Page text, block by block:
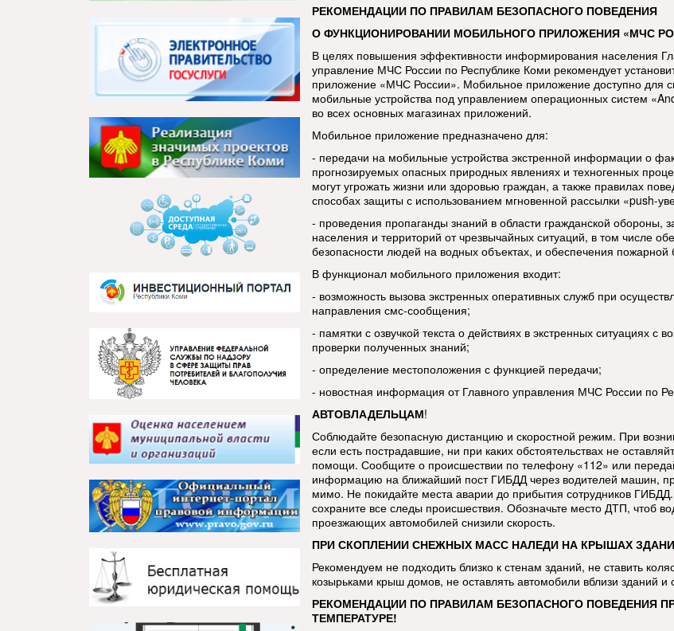
РЕКОМЕНДАЦИИ ПО ПРАВИЛАМ БЕЗОПАСНОГО ПОВЕДЕНИЯ
О ФУНКЦИОНИРОВАНИИ МОБИЛЬНОГО ПРИЛОЖЕНИЯ «МЧС
В целях повышения эффективности информирования населения
управление МЧС России по Республике Коми рекомендует
приложение «МЧС России». Мобильное приложение доступно для
мобильные устройства под управлением операционных систем
во всех основных магазинах приложений.
Мобильное приложение предназначено для:
- передачи на мобильные устройства экстренной информации о
прогнозируемых опасных природных явлениях и техногенных
могут угрожать жизни или здоровью граждан, а также правилах
способах защиты с использованием мгновенной рассылки «push-
- проведения пропаганды знаний в области гражданской обороны,
населения и территорий от чрезвычайных ситуаций, в том числе
безопасности людей на водных объектах, и обеспечения пожарной
В функционал мобильного приложения входит:
- возможность вызова экстренных оперативных служб при
направления смс-сообщения;
- памятки с озвучкой текста о действиях в экстренных ситуациях с
проверки полученных знаний;
- определение местоположения с функцией передачи;
- новостная информация от Главного управления МЧС России по
АВТОВЛАДЕЛЬЦАМ!
Соблюдайте безопасную дистанцию и скоростной режим. При
если есть пострадавшие, ни при каких обстоятельствах не
помощи. Сообщите о происшествии по телефону «112» или
информацию на ближайший пост ГИБДД через водителей машин,
мимо. Не покидайте места аварии до прибытия сотрудников
сохраните все следы происшествия. Обозначьте место ДТП, чтоб
проезжающих автомобилей снизили скорость.
ПРИ СКОПЛЕНИИ СНЕЖНЫХ МАСС НАЛЕДИ НА КРЫШАХ
Рекомендуем не подходить близко к стенам зданий, не ставить
козырьками крыш домов, не оставлять автомобили вблизи зданий и
РЕКОМЕНДАЦИИ ПО ПРАВИЛАМ БЕЗОПАСНОГО ПОВЕДЕНИЯ
ТЕМПЕРАТУРЕ!